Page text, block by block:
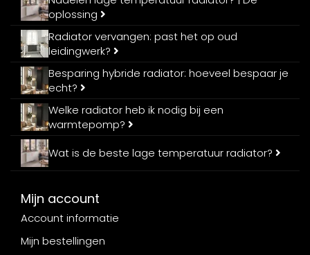
oplossing
Radiator vervangen: past het op oud
leidingwerk?
Besparing hybride radiator: hoeveel bespaar je
echt?
Welke radiator heb ik nodig bij een
warmtepomp?
Wat is de beste lage temperatuur radiator?
Mijn account
Account informatie
Mijn bestellingen